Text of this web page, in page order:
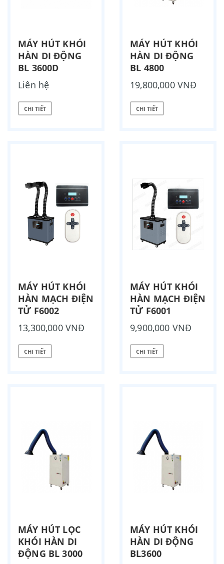
MÁY HÚT KHÓI
HÀN DI ĐỘNG
BL 3600D
Liên hệ
CHI TIẾT
MÁY HÚT KHÓI
HÀN DI ĐỘNG
BL 4800
19,800,000 VNĐ
CHI TIẾT
MÁY HÚT KHÓI
HÀN MẠCH ĐIỆN
TỬ F6002
13,300,000 VNĐ
CHI TIẾT
MÁY HÚT KHÓI
HÀN MẠCH ĐIỆN
TỬ F6001
9,900,000 VNĐ
CHI TIẾT
MÁY HÚT LỌC
KHÓI HÀN DI
ĐỘNG BL 3000
MÁY HÚT KHÓI
HÀN DI ĐỘNG
BL3600